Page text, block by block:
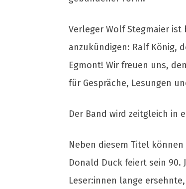
Verleger Wolf Stegmaier
anzukündigen: Ralf König,
Egmont! Wir freuen uns,
für Gespräche, Lesungen
Der Band wird zeitgleich in
Neben diesem Titel
Donald Duck feiert sein 90.
Leser:innen lange